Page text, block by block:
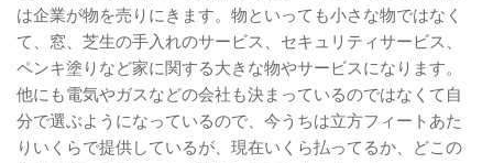
は企業が物を売りにきます。物といっても小さな物ではなく
て、窓、芝生の手入れのサービス、セキュリティサービス、
ペンキ塗りなど家に関する大きな物やサービスになります。
他にも電気やガスなどの会社も決まっているのではなくて自
分で選ぶようになっているので、今うちは立方フィートあた
りいくらで提供しているが、現在いくら払ってるか、どこの